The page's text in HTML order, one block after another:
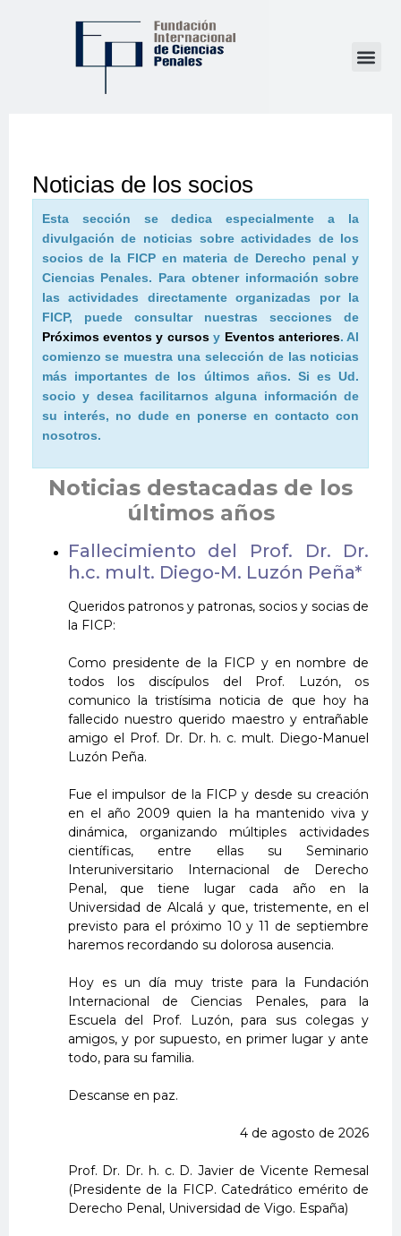
Noticias de los socios
Esta sección se dedica especialmente a la
divulgación de noticias sobre actividades de los
socios de la FICP en materia de Derecho penal y
Ciencias Penales. Para obtener información sobre
las actividades directamente organizadas por la
FICP, puede consultar nuestras secciones de
Próximos eventos y cursosy Eventos anteriores. Al
comienzo se muestra una selección de las noticias
más importantes de los últimos años. Si es Ud.
socio y desea facilitarnos alguna información de
su interés, no dude en ponerse en contacto con
nosotros.
Noticias destacadas de los
últimos años
Fallecimiento del Prof. Dr. Dr.
h.c. mult. Diego-M. Luzón Peña*
Queridos patronos y patronas, socios y socias de
la FICP:
Como presidente de la FICP y en nombre de
todos los discípulos del Prof. Luzón, os
comunico la tristísima noticia de que hoy ha
fallecido nuestro querido maestro y entrañable
amigo el Prof. Dr. Dr. h. c. mult. Diego-Manuel
Luzón Peña.
Fue el impulsor de la FICP y desde su creación
en el año 2009 quien la ha mantenido viva y
dinámica, organizando múltiples actividades
científicas, entre ellas su Seminario
Interuniversitario Internacional de Derecho
Penal, que tiene lugar cada año en la
Universidad de Alcalá y que, tristemente, en el
previsto para el próximo 10 y 11 de septiembre
haremos recordando su dolorosa ausencia.
Hoy es un día muy triste para la Fundación
Internacional de Ciencias Penales, para la
Escuela del Prof. Luzón, para sus colegas y
amigos, y por supuesto, en primer lugar y ante
todo, para su familia.
Descanse en paz.
4 de agosto de 2026
Prof. Dr. Dr. h. c. D. Javier de Vicente Remesal
(Presidente de la FICP. Catedrático emérito de
Derecho Penal, Universidad de Vigo. España)